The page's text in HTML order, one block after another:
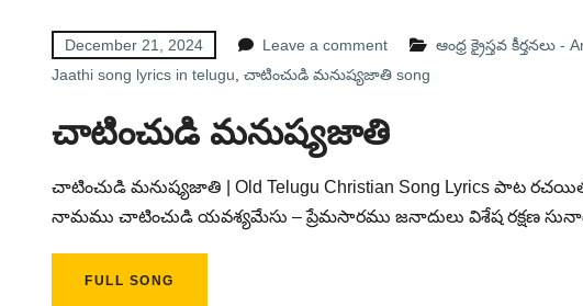
December 21, 2024 Leave a comment ఆంధ్ర క్రైస్తవ కీర్తనలు -
Jaathi song lyrics in telugu చాటించుడి మనుష్యజాతి song
చాటించుడి మనుష్యజాతి
చాటించుడి మనుష్యజాతి | Old Telugu Christian Song Lyrics పాట
నామము చాటించుడి యవశ్యమేసు – ప్రేమసారము జనాదులు విశేష రక్షణ
FULL SONG